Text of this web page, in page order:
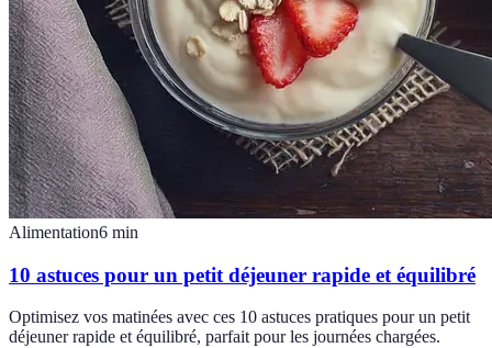
Alimentation6 min
10 astuces pour un petit déjeuner rapide et équilibré
Optimisez vos matinées avec ces 10 astuces pratiques pour un petit
déjeuner rapide et équilibré, parfait pour les journées chargées.